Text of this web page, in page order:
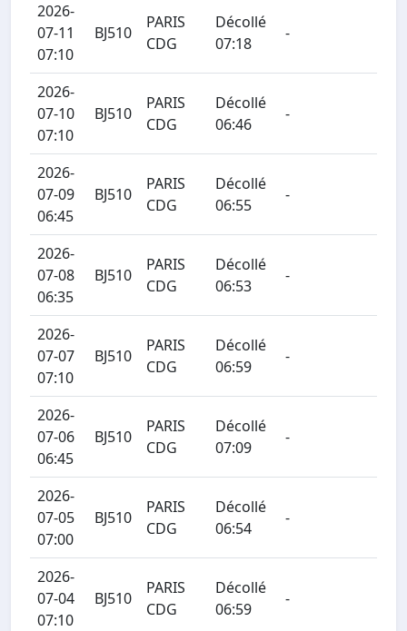
2026-
07-11
07:10
BJ510
PARIS
CDG
Décollé
07:18
-
2026-
07-10
07:10
BJ510
PARIS
CDG
Décollé
06:46
-
2026-
07-09
06:45
BJ510
PARIS
CDG
Décollé
06:55
-
2026-
07-08
06:35
BJ510
PARIS
CDG
Décollé
06:53
-
2026-
07-07
07:10
BJ510
PARIS
CDG
Décollé
06:59
-
2026-
07-06
06:45
BJ510
PARIS
CDG
Décollé
07:09
-
2026-
07-05
07:00
BJ510
PARIS
CDG
Décollé
06:54
-
2026-
07-04
07:10
BJ510
PARIS
CDG
Décollé
06:59
-